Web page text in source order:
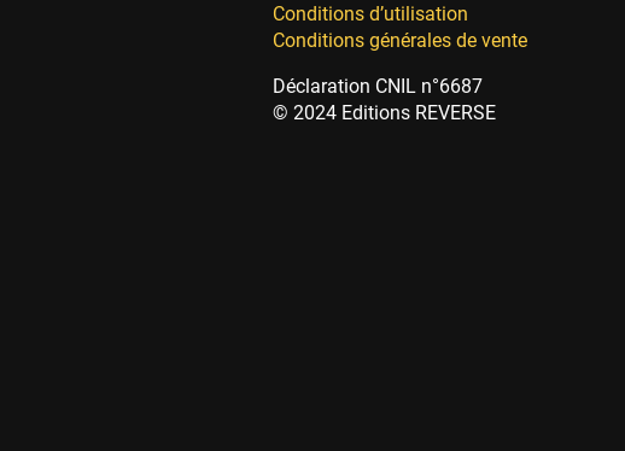
Conditions d’utilisation
Conditions générales de vente
Déclaration CNIL n°6687
© 2024 Editions REVERSE